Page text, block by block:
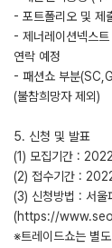
- 포트폴리오 및 제
- 제너레이션넥스
연락 예정
- 패션쇼 부분
(불참희망자 제외)
5. 신청 및 발표
(1) 모집기간 :
(2) 접수기간 :
(3) 신청방법 : 서울
(https://
※트레이드쇼는 별